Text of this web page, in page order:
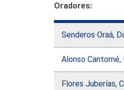
Oradores:
Senderos Oraá,
Alonso Cantorné,
Flores Juberías,